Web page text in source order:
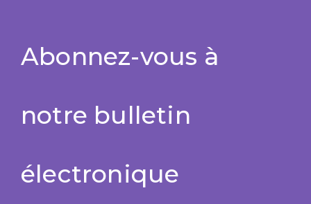
Abonnez-vous à
notre bulletin
électronique